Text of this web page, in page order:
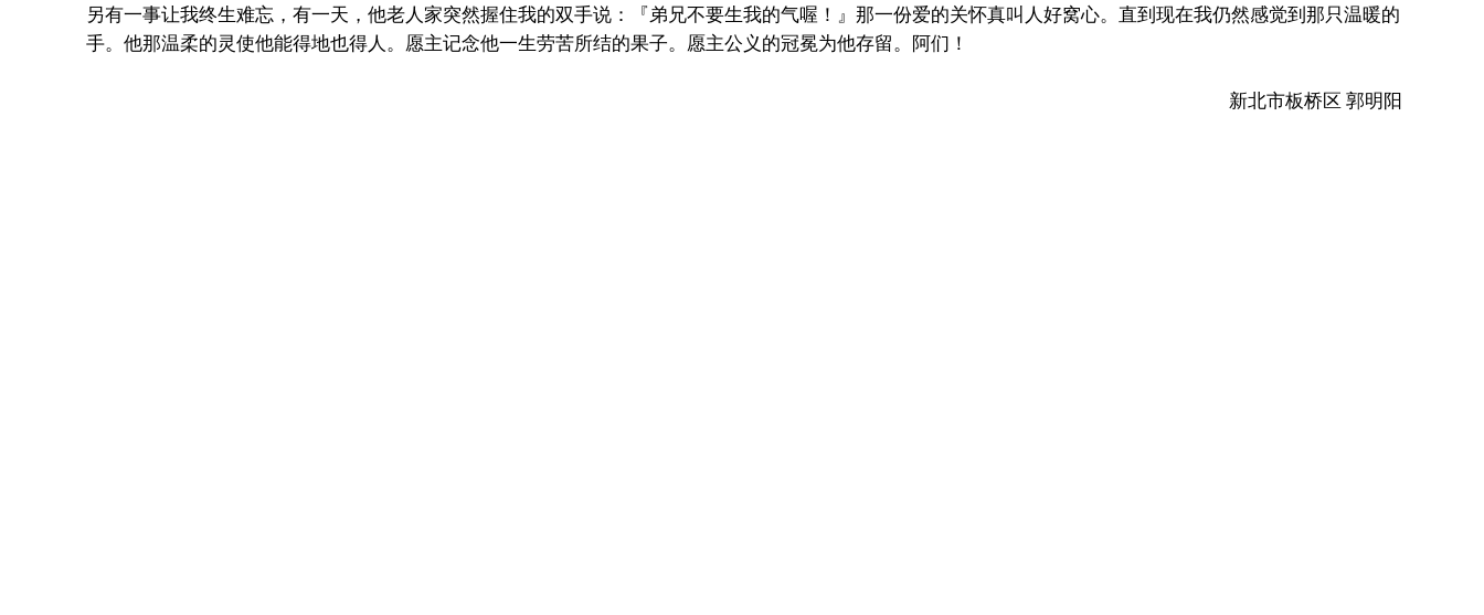
另有一事让我终生难忘，有一天，他老人家突然握住我的双手说：『弟兄不要生我的气喔！』那一份爱的关怀真叫人好窝心。直到现在我仍然感觉到那只温暖的
手。他那温柔的灵使他能得地也得人。愿主记念他一生劳苦所结的果子。愿主公义的冠冕为他存留。阿们！
新北市板桥区 郭明阳